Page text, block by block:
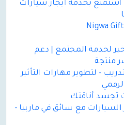
استمتع بخدمة ايجار سيارات
لخدمة المجتمع | دعم
منتجة
- لتطوير مهارات التأثير
تجسد أناقتك
مع سائق في ماربيا -